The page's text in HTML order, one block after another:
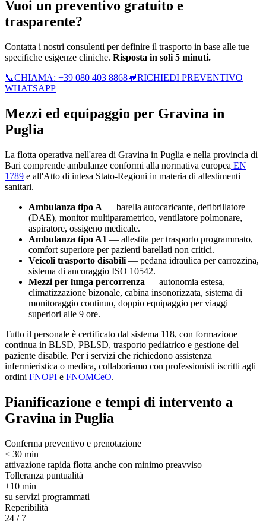
Vuoi un preventivo gratuito e
trasparente?
Contatta i nostri consulenti per definire il trasporto in base alle tue
specifiche esigenze cliniche. Risposta in soli 5 minuti.
📞CHIAMA: +39 080 403 8868💬RICHIEDI PREVENTIVO
WHATSAPP
Mezzi ed equipaggio per Gravina in
Puglia
La flotta operativa nell'area di Gravina in Puglia e nella provincia di
Bari comprende ambulanze conformi alla normativa europea EN
1789 e all'Atto di intesa Stato-Regioni in materia di allestimenti
sanitari.
Ambulanza tipo A — barella autocaricante, defibrillatore
(DAE), monitor multiparametrico, ventilatore polmonare,
aspiratore, ossigeno medicale.
Ambulanza tipo A1 — allestita per trasporto programmato,
comfort superiore per pazienti barellati non critici.
Veicoli trasporto disabili — pedana idraulica per carrozzina,
sistema di ancoraggio ISO 10542.
Mezzi per lunga percorrenza — autonomia estesa,
climatizzazione bizonale, cabina insonorizzata, sistema di
monitoraggio continuo, doppio equipaggio per viaggi
superiori alle 9 ore.
Tutto il personale è certificato dal sistema 118, con formazione
continua in BLSD, PBLSD, trasporto pediatrico e gestione del
paziente disabile. Per i servizi che richiedono assistenza
infermieristica o medica, collaboriamo con professionisti iscritti agli
ordini FNOPI e FNOMCeO.
Pianificazione e tempi di intervento a
Gravina in Puglia
Conferma preventivo e prenotazione
≤ 30 min
attivazione rapida flotta anche con minimo preavviso
Tolleranza puntualità
±10 min
su servizi programmati
Reperibilità
24 / 7